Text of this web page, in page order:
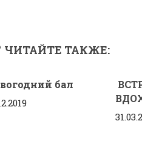
ЧИТАЙТЕ ТАКЖЕ:
бал